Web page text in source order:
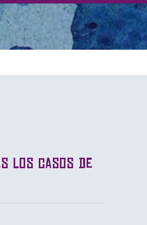
los casos de